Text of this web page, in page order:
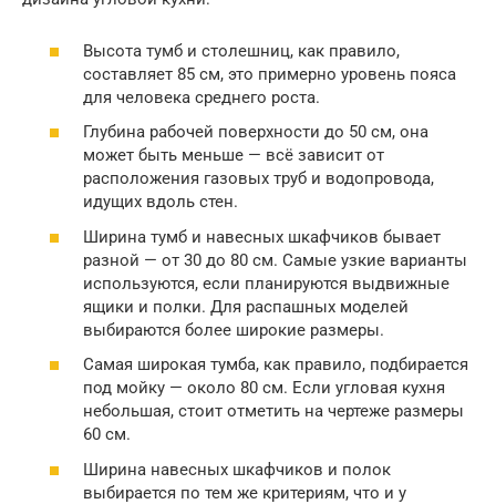
Высота тумб и столешниц, как правило,
составляет 85 см, это примерно уровень пояса
для человека среднего роста.
Глубина рабочей поверхности до 50 см, она
может быть меньше — всё зависит от
расположения газовых труб и водопровода,
идущих вдоль стен.
Ширина тумб и навесных шкафчиков бывает
разной — от 30 до 80 см. Самые узкие варианты
используются, если планируются выдвижные
ящики и полки. Для распашных моделей
выбираются более широкие размеры.
Самая широкая тумба, как правило, подбирается
под мойку — около 80 см. Если угловая кухня
небольшая, стоит отметить на чертеже размеры
60 см.
Ширина навесных шкафчиков и полок
выбирается по тем же критериям, что и у